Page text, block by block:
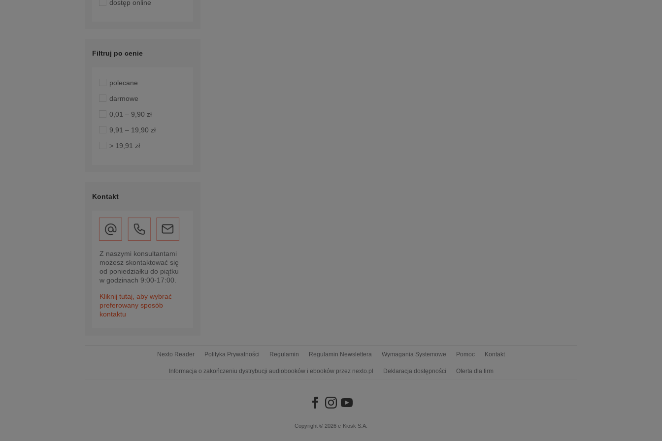
dostęp online
Filtruj po cenie
polecane
darmowe
0,01 – 9,90 zł
9,91 – 19,90 zł
> 19,91 zł
Kontakt
Z naszymi konsultantami
możesz skontaktować się
od poniedziałku do piątku
w godzinach 9:00-17:00.
Kliknij tutaj, aby wybrać
preferowany sposób
kontaktu
Nexto Reader Polityka Prywatności Regulamin Regulamin Newslettera Wymagania Systemowe Pomoc Kontakt
Informacja o zakończeniu dystrybucji audiobooków i ebooków przez nexto.pl Deklaracja dostępności Oferta dla firm
Copyright © 2026 e-Kiosk S.A.